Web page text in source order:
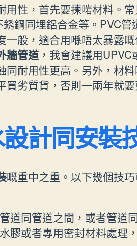
用性，首先要揀啱材料。
鋼同埋鋁合金等。PVC管
一般，適合用喺唔太暴露
牆管道 ，我會建議用
同耐用性更高。另外，材
買劣質貨，否則一兩年就
計同安裝
嘅重中之重。以下幾個技
管道同管道之間，或者管道
膠或者專用密封材料處理